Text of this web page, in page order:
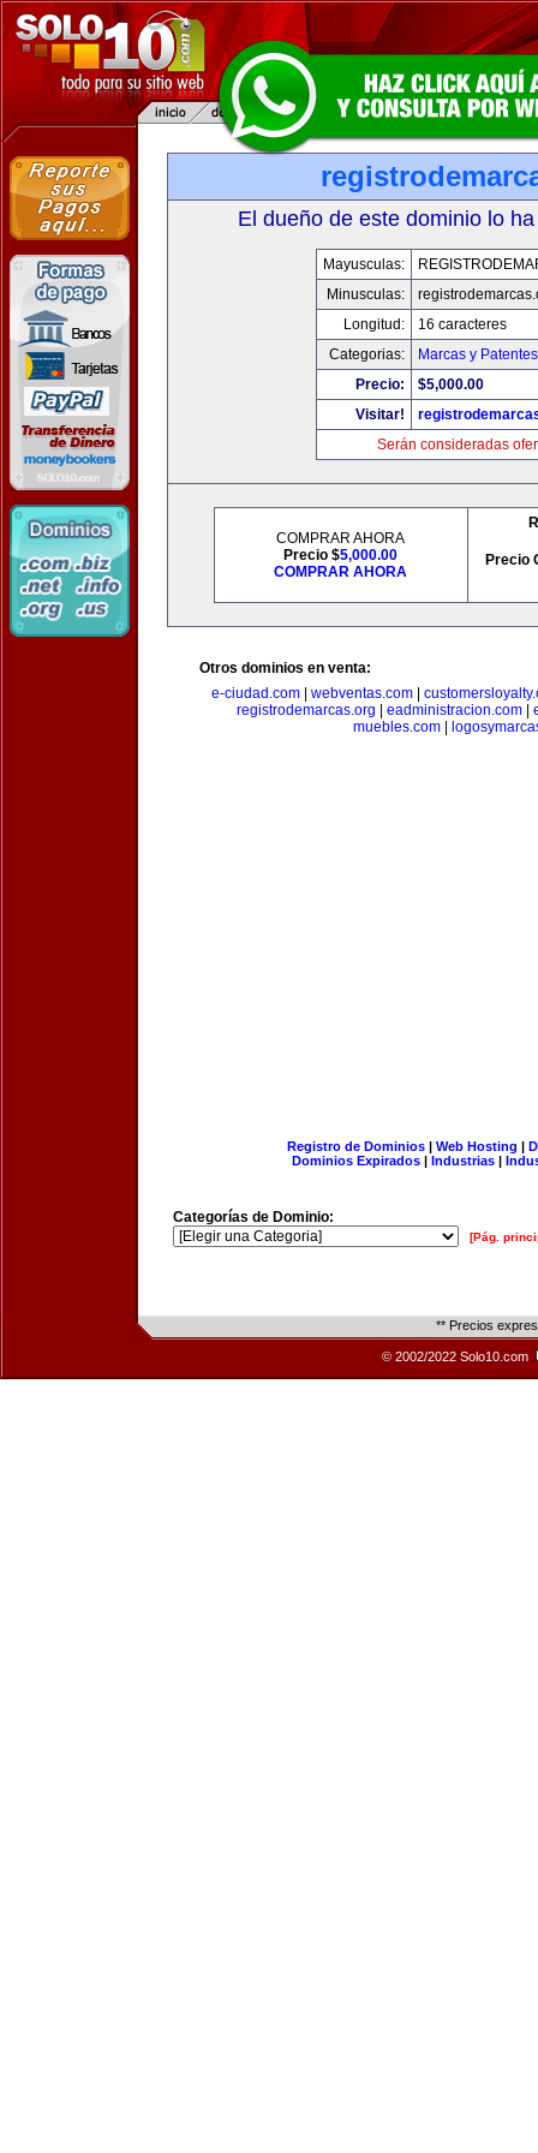
El dueño de este dominio lo
Mayusculas:
Minusculas:
Longitud:
16 caracteres
Categorias:
Marcas y Patentes
Precio:
$5,000.00
Visitar!
Serán consideradas
COMPRAR AHORA
Precio $5,000.00
COMPRAR AHORA
Precio
Otros dominios en venta:
e-ciudad.com| webventas.com|
registrodemarcas.org
eadministracion.com
muebles.com
Registro de Dominios| Web Hosting |
Dominios Expirados | Industrias |
Categorías de Dominio:
[Pág.
** Precios
© 2002/2022 Solo10.com